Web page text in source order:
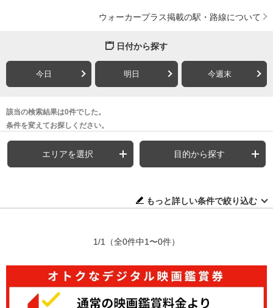
ウォーカープラス掲載の駅・路線について
日付から探す
今日 明日 今週末
該当の検索結果は0件でした。
条件を変えてお探しください。
エリアを選択 目的から探す
もっと詳しい条件で絞り込む
1/1 （全0件中1〜0件）